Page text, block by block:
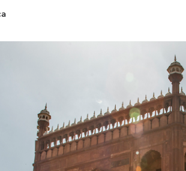
Auto
Consumismi
Storie/Idee